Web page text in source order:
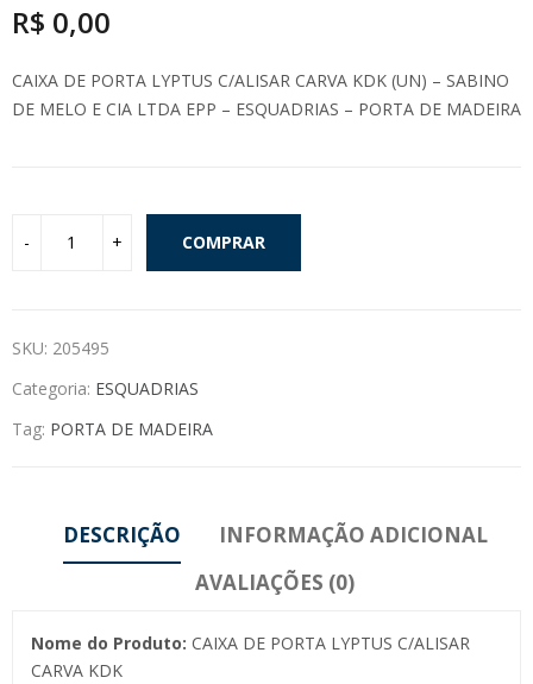
R$ 0,00
CAIXA DE PORTA LYPTUS C/ALISAR CARVA KDK (UN) – SABINO
DE MELO E CIA LTDA EPP – ESQUADRIAS – PORTA DE MADEIRA
COMPRAR
SKU: 205495
Categoria: ESQUADRIAS
Tag: PORTA DE MADEIRA
DESCRIÇÃO
INFORMAÇÃO ADICIONAL
AVALIAÇÕES (0)
Nome do Produto: CAIXA DE PORTA LYPTUS C/ALISAR
CARVA KDK